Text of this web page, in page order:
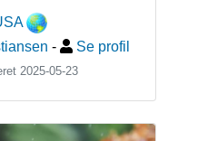
- Se profil
2025-05-23